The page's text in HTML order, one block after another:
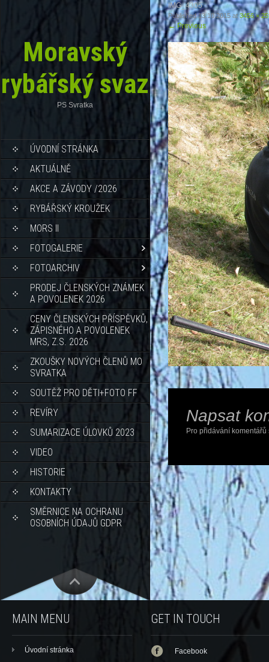
Moravský
rybářský svaz
PS Svratka
ÚVODNÍ STRÁNKA
AKTUÁLNĚ
AKCE A ZÁVODY /2026
RYBÁŘSKÝ KROUŽEK
MORS II
FOTOGALERIE
FOTOARCHIV
PRODEJ ČLENSKÝCH ZNÁMEK
A POVOLENEK 2026
CENY ČLENSKÝCH PŘÍSPĚVKŮ,
ZÁPISNÉHO A POVOLENEK
MRS, Z.S. 2026
ZKOUŠKY NOVÝCH ČLENŮ MO
SVRATKA
SOUTĚŽ PRO DĚTI+FOTO FF
REVÍRY
SUMARIZACE ÚLOVKŮ 2023
VIDEO
HISTORIE
KONTAKTY
SMĚRNICE NA OCHRANU
OSOBNÍCH ÚDAJŮ GDPR
IMG_4305
Published13.10.2015 at3456 ×
←Previous
Napsat
Pro přidávání
MAIN MENU
Úvodní stránka
GET IN TOUCH
Facebook